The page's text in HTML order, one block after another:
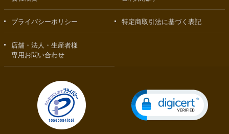
プライバシーポリシー 特定商取引法に基づく表記
店舗・法人・生産者様
専用お問い合わせ